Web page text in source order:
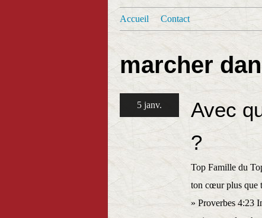
Accueil Contact
marcher
5 janv.
Avec
?
Top Famille du
ton cœur plus que
» Proverbes 4:23